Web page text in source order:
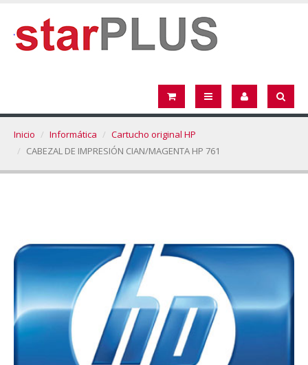
Inicio Informática
Cartucho original HP
CABEZAL DE IMPRESIÓN CIAN/MAGENTA HP 761